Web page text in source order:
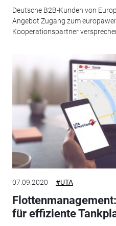
Deutsche B2B-Kunden von
Angebot Zugang zum
Kooperationspartner
07.09.2020 #UTA
für effiziente